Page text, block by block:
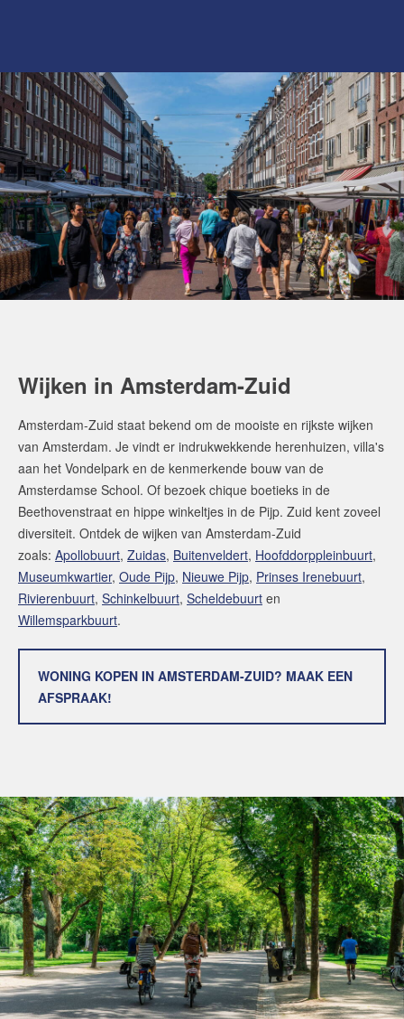
Wijken in Amsterdam-Zuid
Amsterdam-Zuid staat bekend om de mooiste en rijkste wijken
van Amsterdam. Je vindt er indrukwekkende herenhuizen, villa's
aan het Vondelpark en de kenmerkende bouw van de
Amsterdamse School. Of bezoek chique boetieks in de
Beethovenstraat en hippe winkeltjes in de Pijp. Zuid kent zoveel
diversiteit. Ontdek de wijken van Amsterdam-Zuid
zoals: Apollobuurt, Zuidas, Buitenveldert, Hoofddorppleinbuurt,
Museumkwartier, Oude Pijp, Nieuwe Pijp, Prinses Irenebuurt,
Rivierenbuurt, Schinkelbuurt, Scheldebuurt en
Willemsparkbuurt.
WONING KOPEN IN AMSTERDAM-ZUID? MAAK EEN
AFSPRAAK!